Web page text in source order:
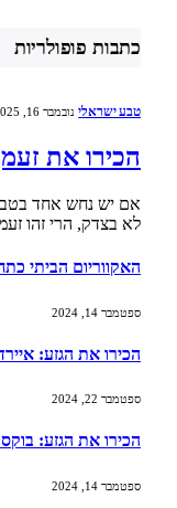
כתבות פופולריות
טבע ישראלי נובמבר 16, 2025
הכירו את
אם יש נחש אחד
לא בצדק, הרי זהו
האקווריום הביתי
ספטמבר 14, 2024
הכירו את הגזע:
ספטמבר 22, 2024
הכירו את הגזע:
ספטמבר 14, 2024